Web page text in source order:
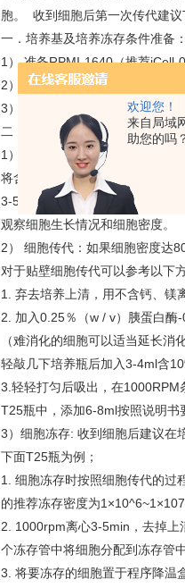
欢迎您！
来自局域
助您的吗
胞。 收到细胞后第一次传
一．培养基及培养冻存条件准备：
1） 准备RPMI-1640（推荐iCell-
2） 培养条件： 气相：空气，
3） 冻存液：90%血清，
二．细胞处理：
1） 冻存细胞的复苏：
将含有1mL细胞悬液的冻存管在
3-5min，弃去上清液，完
培重
观察细胞生长情况和细胞密度。
2） 细胞传代：如果细胞密度达
对于贴壁细胞传代可以参考以下
1. 弃去培养上清，用不含钙、镁
2. 加入0.25％（w / v）胰蛋白
（难消化的细胞可以适当延长
轻敲几下培养瓶后加入3-4ml含
3.轻轻打匀后吸出，在
T25瓶中，添加6-8ml按照说明书
3）细胞冻存: 收到细胞后建议在
下面T25瓶为例；
1. 细胞冻存时按照细胞传代的过
的推荐冻存密度为
2. 1000rpm离心3-5min，去掉
个冻存管中将细胞分配到冻存管
3. 将要冻存的细胞置于程序降温